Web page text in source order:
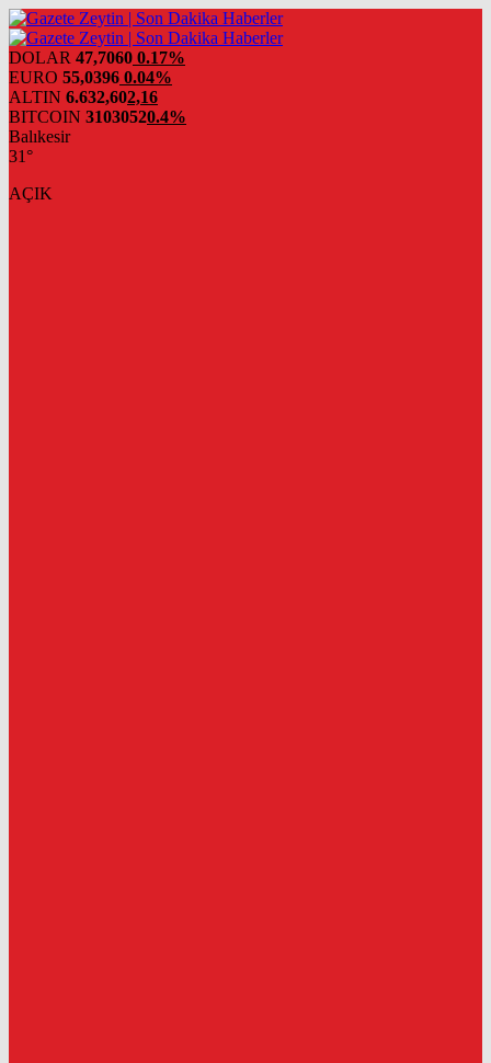
DOLAR 47,7060 0.17%
EURO 55,0396 0.04%
ALTIN 6.632,602,16
BITCOIN 31030520.4%
Balıkesir
31°
AÇIK